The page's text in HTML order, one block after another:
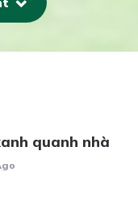
quanh nhà